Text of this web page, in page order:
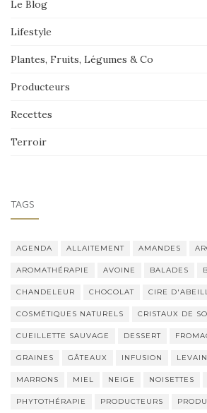
Le Blog
Lifestyle
Plantes, Fruits, Légumes & Co
Producteurs
Recettes
Terroir
TAGS
AGENDA ALLAITEMENT AMANDES
AROMATHÉRAPIE AVOINE BALADES
CHANDELEUR CHOCOLAT CIRE
COSMÉTIQUES NATURELS CRISTAUX DE
CUEILLETTE SAUVAGE DESSERT
GRAINES GÂTEAUX INFUSION LEVAIN
MARRONS MIEL NEIGE NOISETTES
PHYTOTHÉRAPIE PRODUCTEURS